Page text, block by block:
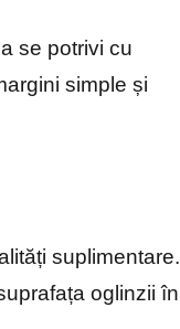
se potrivi cu
simple și
suplimentare.
oglinzii în